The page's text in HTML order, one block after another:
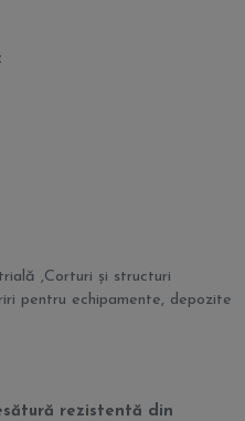
,Corturi și structuri
pentru echipamente, depozite
rezistentă din